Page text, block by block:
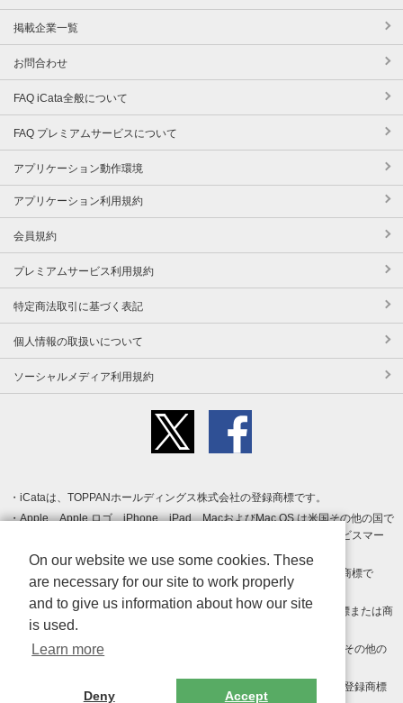
掲載企業一覧
お問合わせ
FAQ iCata全般について
FAQ プレミアムサービスについて
アプリケーション動作環境
アプリケーション利用規約
会員規約
プレミアムサービス利用規約
特定商法取引に基づく表記
個人情報の取扱いについて
ソーシャルメディア利用規約
iCataは、TOPPANホールディングス株式会社の登録商標です。
Apple、Apple ロゴ、iPhone、iPad、MacおよびMac OS は米国その他の国で
登録された Apple Inc. の商標です。App Store は Apple Inc. のサービスマー
クです。
Android、Google Play および Google Play ロゴ は Google LLC の商標で
す。
Windows は Microsoft Inc.の米国およびその他の国における登録商標または商
標です。
Adobe、Adobe Reader、Adobe PDF は、Adobe Inc.の米国およびその他の
その他、記載されている会社名、商品名、ロゴは各社の商標または登録商標
On our website we use some cookies. These
are necessary for our site to work properly
and to give us information about how our site
is used.
Learn more
Deny Accept